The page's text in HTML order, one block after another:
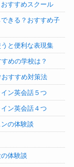
すすめスクール
きる？おすすめ子
と便利な表現集
めの学校は？
すすめ対策法
ン英会話５つ
ン英会話４つ
の体験談
体験談